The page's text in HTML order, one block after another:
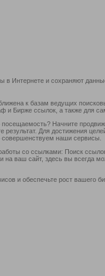
в Интернете и сохраняют
к базам ведущих
и Бирже ссылок, а также для
посещаемость? Начните
результат. Для достижения
наши сервисы.
со ссылками: Поиск
на ваш сайт, здесь вы всегда
и обеспечьте рост вашего